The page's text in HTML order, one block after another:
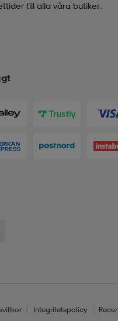
till alla våra butiker.
Integritetspolicy